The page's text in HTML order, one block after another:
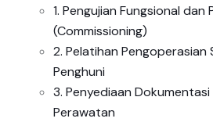
1. Pengujian Fungsional
(Commissioning)
2. Pelatihan Pengoperasian
Penghuni
3. Penyediaan
Perawatan